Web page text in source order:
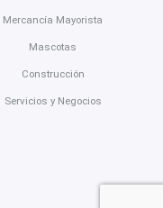
Mercancía Mayorista
Mascotas
Construcción
Servicios y Negocios